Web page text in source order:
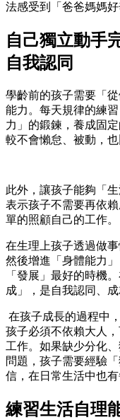
法感受到「爸爸媽媽好
自己獨立動手
自我認同
學齡前的孩子需要「
能力。每天規律的練
力」的鍛鍊，養成固
較不會懶怠、被動，
此外，讓孩子能夠「
表示孩子不需要再依
單的照顧自己的工作。
在生理上孩子透過做
然後增進「身體能力
「發展」最好的時機
成」，是自我認同、
在孩子成長的過程中
孩子必須不依賴大人
工作。如果缺少分化
問題，孩子需要經驗
信，在日常生活中也有
練習生活自理